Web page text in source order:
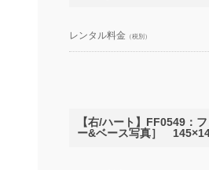
レンタル料金 （税別）
【右/ハート】FF0549
ー&ベース写真］